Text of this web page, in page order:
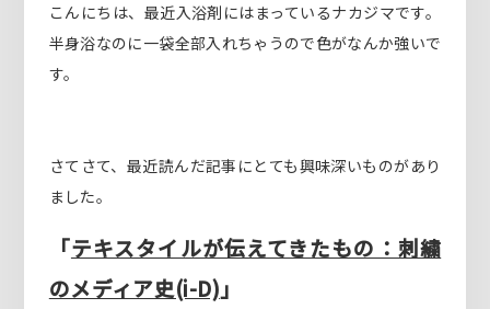
こんにちは、最近入浴剤にはまっているナカジマです。
半身浴なのに一袋全部入れちゃうので色がなんか強いで
す。
さてさて、最近読んだ記事にとても興味深いものがあり
ました。
「テキスタイルが伝えてきたもの：刺繍
のメディア史(i-D) 」